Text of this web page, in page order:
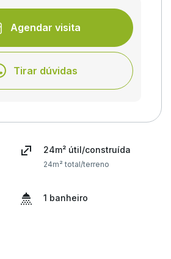
Agendar visita
Tirar dúvidas
24m² útil/construída
24m² total/terreno
1 banheiro